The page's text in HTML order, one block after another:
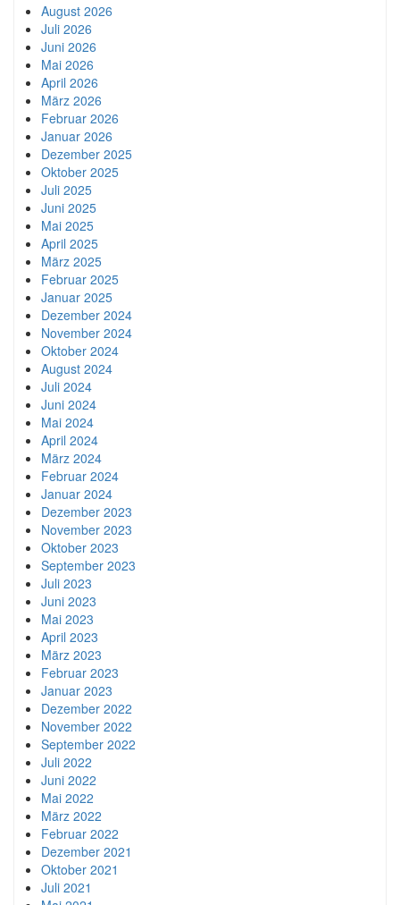
August 2026
Juli 2026
Juni 2026
Mai 2026
April 2026
März 2026
Februar 2026
Januar 2026
Dezember 2025
Oktober 2025
Juli 2025
Juni 2025
Mai 2025
April 2025
März 2025
Februar 2025
Januar 2025
Dezember 2024
November 2024
Oktober 2024
August 2024
Juli 2024
Juni 2024
Mai 2024
April 2024
März 2024
Februar 2024
Januar 2024
Dezember 2023
November 2023
Oktober 2023
September 2023
Juli 2023
Juni 2023
Mai 2023
April 2023
März 2023
Februar 2023
Januar 2023
Dezember 2022
November 2022
September 2022
Juli 2022
Juni 2022
Mai 2022
März 2022
Februar 2022
Dezember 2021
Oktober 2021
Juli 2021